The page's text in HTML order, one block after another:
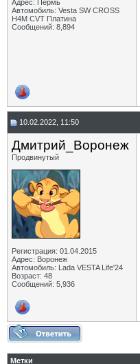
Адрес: Пермь
Автомобиль: Vesta SW CROSS
H4M CVT Платина
Сообщений: 8,894
10.02.2022, 11:50
Дмитрий_Воронеж
Продвинутый
Регистрация: 01.04.2015
Адрес: Воронеж
Автомобиль: Lada VESTA Life'24
Возраст: 48
Сообщений: 5,936
Метки